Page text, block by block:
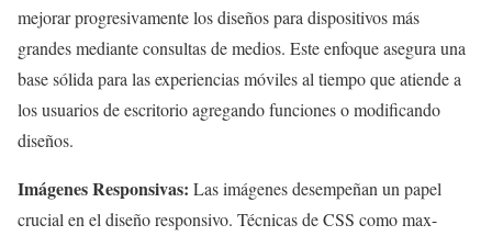
mejorar progresivamente los diseños para dispositivos más
grandes mediante consultas de medios. Este enfoque asegura una
base sólida para las experiencias móviles al tiempo que atiende a
los usuarios de escritorio agregando funciones o modificando
diseños.
Imágenes Responsivas: Las imágenes desempeñan un papel
crucial en el diseño responsivo. Técnicas de CSS como max-